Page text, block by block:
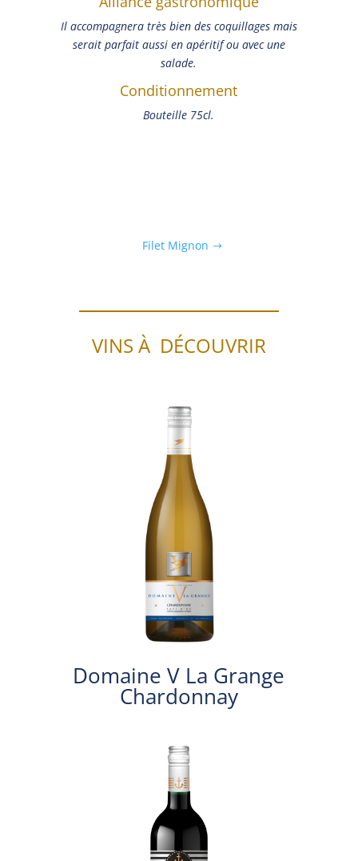
Il accompagnera très bien des coquillages mais
serait parfait aussi en apéritif ou avec une
salade.
Conditionnement
Bouteille 75cl.
Filet Mignon
VINS À DÉCOUVRIR
Domaine V La Grange
Chardonnay